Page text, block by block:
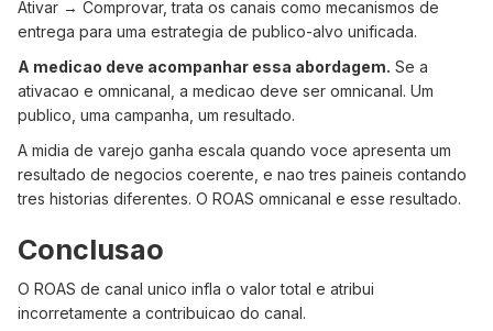
Ativar → Comprovar, trata os canais como mecanismos de
entrega para uma estrategia de publico-alvo unificada.
A medicao deve acompanhar essa abordagem. Se a
ativacao e omnicanal, a medicao deve ser omnicanal. Um
publico, uma campanha, um resultado.
A midia de varejo ganha escala quando voce apresenta um
resultado de negocios coerente, e nao tres paineis contando
tres historias diferentes. O ROAS omnicanal e esse resultado.
Conclusao
O ROAS de canal unico infla o valor total e atribui
incorretamente a contribuicao do canal.